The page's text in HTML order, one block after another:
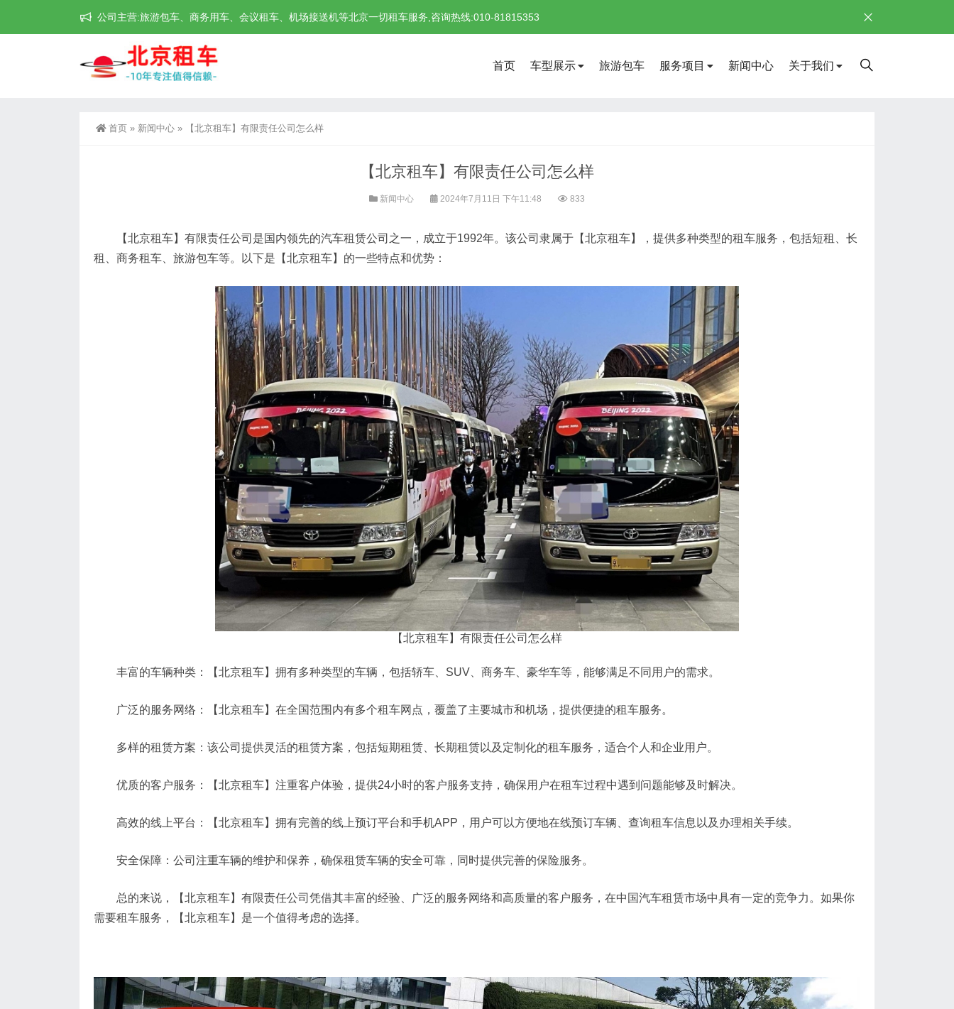
公司主营:旅游包车、商务用车、会议租车、机场接送机等北京一切租车服务,咨询热线:010-81815353
首页 车型展示 旅游包车 服务项目 新闻中心 关于我们
首页 » 新闻中心 » 【北京租车】有限责任公司怎么样
【北京租车】有限责任公司怎么样
新闻中心 2024年7月11日 下午11:48 833
【北京租车】有限责任公司是国内领先的汽车租赁公司之一，成立于1992年。该公司隶属于【北京租车】，提供多种类型的租车服务，包括短租、长
租、商务租车、旅游包车等。以下是【北京租车】的一些特点和优势：
【北京租车】有限责任公司怎么样
丰富的车辆种类：【北京租车】拥有多种类型的车辆，包括轿车、SUV、商务车、豪华车等，能够满足不同用户的需求。
广泛的服务网络：【北京租车】在全国范围内有多个租车网点，覆盖了主要城市和机场，提供便捷的租车服务。
多样的租赁方案：该公司提供灵活的租赁方案，包括短期租赁、长期租赁以及定制化的租车服务，适合个人和企业用户。
优质的客户服务：【北京租车】注重客户体验，提供24小时的客户服务支持，确保用户在租车过程中遇到问题能够及时解决。
高效的线上平台：【北京租车】拥有完善的线上预订平台和手机APP，用户可以方便地在线预订车辆、查询租车信息以及办理相关手续。
安全保障：公司注重车辆的维护和保养，确保租赁车辆的安全可靠，同时提供完善的保险服务。
总的来说，【北京租车】有限责任公司凭借其丰富的经验、广泛的服务网络和高质量的客户服务，在中国汽车租赁市场中具有一定的竞争力。如果你
需要租车服务，【北京租车】是一个值得考虑的选择。